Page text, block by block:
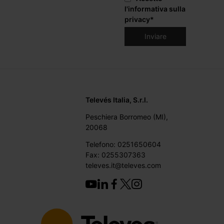
l'informativa sulla
privacy*
Televés Italia, S.r.l.
Peschiera Borromeo (MI),
20068
Telefono: 0251650604
Fax: 0255307363
televes.it@televes.com